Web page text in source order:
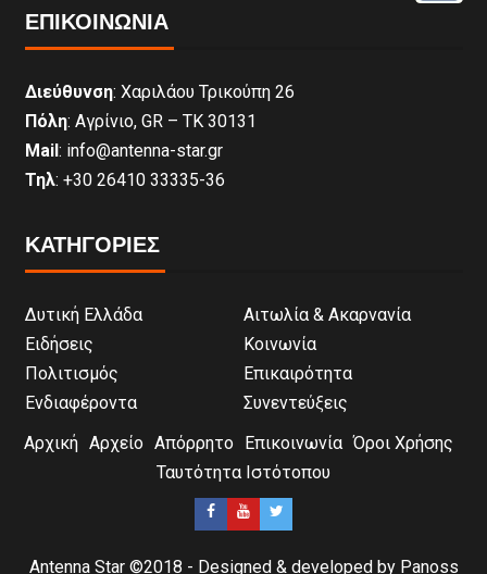
ΕΠΙΚΟΙΝΩΝΊΑ
Διεύθυνση: Χαριλάου Τρικούπη 26
Πόλη: Αγρίνιο, GR – ΤΚ 30131
Mail: info@antenna-star.gr
Τηλ: +30 26410 33335-36
ΚΑΤΗΓΟΡΙΕΣ
Δυτική Ελλάδα
Αιτωλία & Ακαρνανία
Ειδήσεις
Κοινωνία
Πολιτισμός
Επικαιρότητα
Ενδιαφέροντα
Συνεντεύξεις
Αρχική Αρχείο Απόρρητο Επικοινωνία Όροι Χρήσης
Ταυτότητα Ιστότοπου
Antenna Star ©2018 - Designed & developed by Panoss